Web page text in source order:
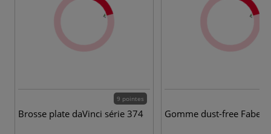
9 pointes
Brosse plate daVinci série 374 Gomme dust-free Faber